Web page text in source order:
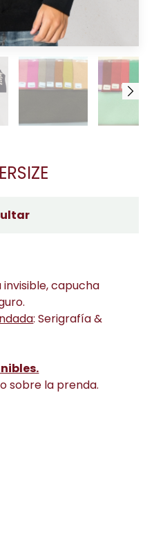
capucha
: Serigrafía &
sobre la prenda.